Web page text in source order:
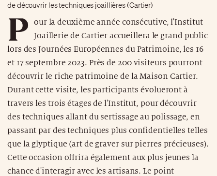
de découvrir les techniques joaillières (Cartier)
P
our la deuxième année consécutive, l'Institut
Joaillerie de Cartier accueillera le grand public
lors des Journées Européennes du Patrimoine, les 16
et 17 septembre 2023. Près de 200 visiteurs pourront
découvrir le riche patrimoine de la Maison Cartier.
Durant cette visite, les participants évolueront à
travers les trois étages de l'Institut, pour découvrir
des techniques allant du sertissage au polissage, en
passant par des techniques plus confidentielles telles
que la glyptique (art de graver sur pierres précieuses).
Cette occasion offrira également aux plus jeunes la
chance d'interagir avec les artisans. Le point